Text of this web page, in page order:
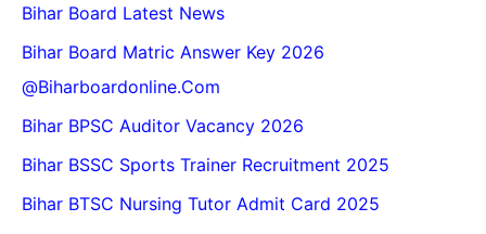
Bihar Board Latest News
Bihar Board Matric Answer Key 2026
@biharboardonline.com
Bihar BPSC Auditor Vacancy 2026
Bihar BSSC Sports Trainer Recruitment 2025
Bihar BTSC Nursing Tutor Admit Card 2025